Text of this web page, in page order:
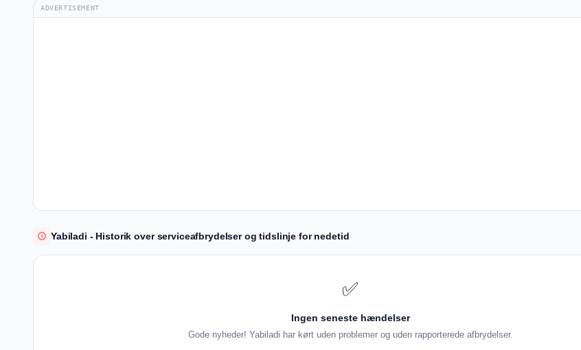
ADVERTISEMENT
Yabiladi - Historik over serviceafbrydelser og tidslinje for nedetid
✅
Ingen seneste hændelser
Gode nyheder! Yabiladi har kørt uden problemer og uden rapporterede afbrydelser.